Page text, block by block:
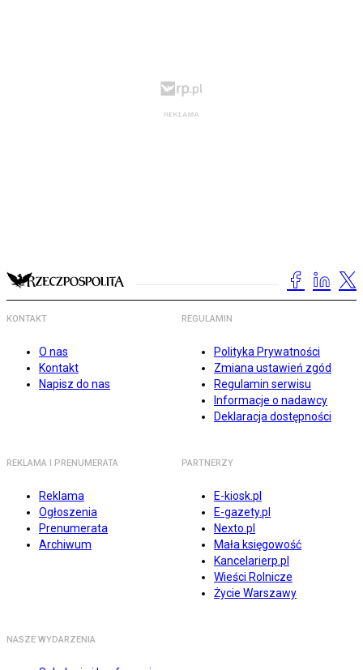
KONTAKT
O nas
Kontakt
Napisz do nas
REGULAMIN
Polityka Prywatności
Zmiana ustawień zgód
Regulamin serwisu
Informacje o nadawcy
Deklaracja dostępności
REKLAMA I PRENUMERATA
Reklama
Ogłoszenia
Prenumerata
Archiwum
PARTNERZY
E-kiosk.pl
E-gazety.pl
Nexto.pl
Mała księgowość
Kancelarierp.pl
Wieści Rolnicze
Życie Warszawy
NASZE WYDARZENIA